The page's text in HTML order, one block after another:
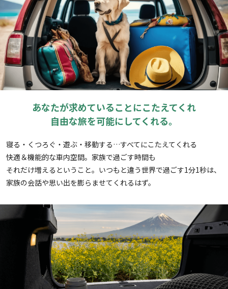
あなたが求めていることにこたえてくれ
自由な旅を可能にしてくれる。
寝る・くつろぐ・遊ぶ・移動する…すべてにこたえてくれる
快適＆機能的な車内空間。家族で過ごす時間も
それだけ増えるということ。いつもと違う世界で過ごす1分1秒は、
家族の会話や思い出を膨らませてくれるはず。